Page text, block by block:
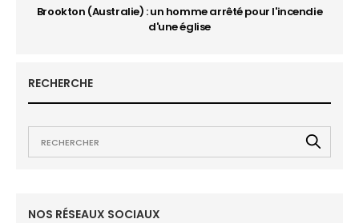
Brookton (Australie) : un homme arrêté pour l'incendie
d'une église
RECHERCHE
NOS RÉSEAUX SOCIAUX